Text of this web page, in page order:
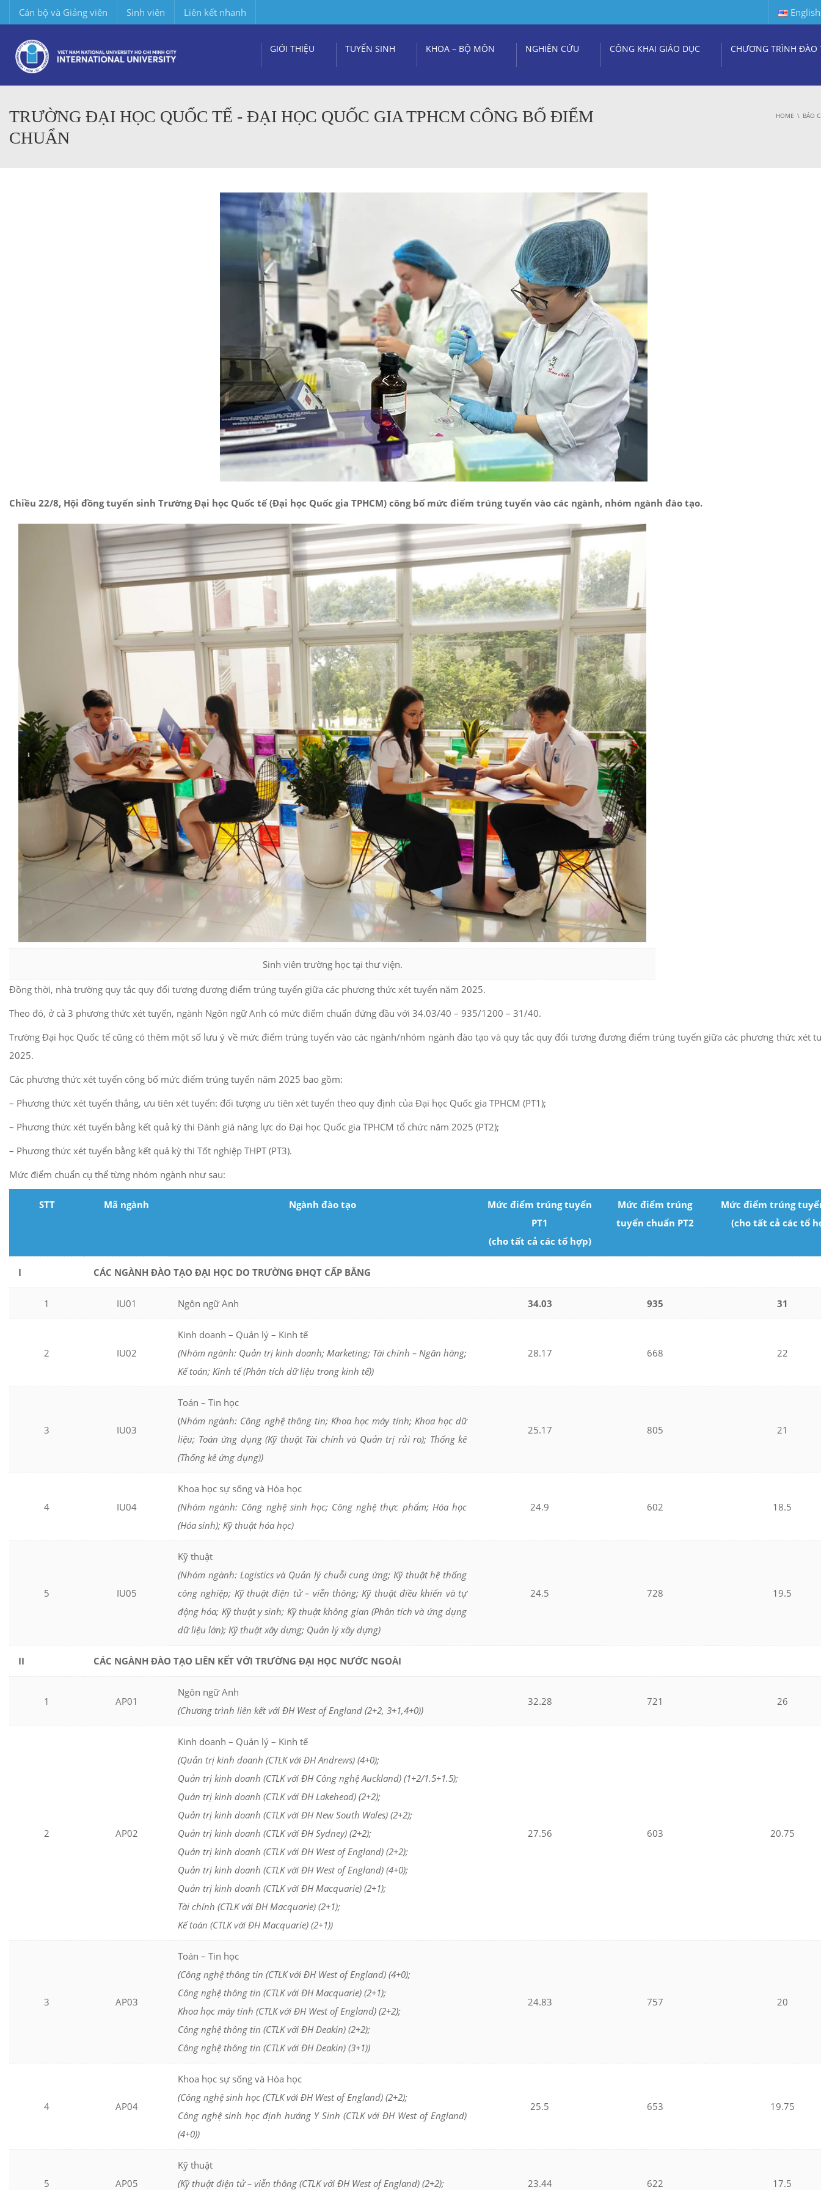
Cán bộ và Giảng viên Sinh viên Liên kết nhanh English
GIỚI THIỆU TUYỂN SINH KHOA – BỘ MÔN NGHIÊN CỨU CÔNG KHAI GIÁO DỤC CHƯƠNG TRÌNH ĐÀO
TRƯỜNG ĐẠI HỌC QUỐC TẾ - ĐẠI HỌC QUỐC GIA TPHCM CÔNG BỐ ĐIỂM
CHUẨN
HOME BÁO
Chiều 22/8, Hội đồng tuyển sinh Trường Đại học Quốc tế (Đại học Quốc gia TPHCM) công bố mức điểm trúng tuyển vào các ngành, nhóm ngành đào tạo.
Sinh viên trường học tại thư viện.
Đồng thời, nhà trường quy tắc quy đổi tương đương điểm trúng tuyển giữa các phương thức xét tuyển năm 2025.
Theo đó, ở cả 3 phương thức xét tuyển, ngành Ngôn ngữ Anh có mức điểm chuẩn đứng đầu với 34.03/40 – 935/1200 – 31/40.
Trường Đại học Quốc tế cũng có thêm một số lưu ý về mức điểm trúng tuyển vào các ngành/nhóm ngành đào tạo và quy tắc quy đổi tương đương điểm trúng tuyển giữa các phương thức xét
2025.
Các phương thức xét tuyển công bố mức điểm trúng tuyển năm 2025 bao gồm:
– Phương thức xét tuyển thẳng, ưu tiên xét tuyển: đối tượng ưu tiên xét tuyển theo quy định của Đại học Quốc gia TPHCM (PT1);
– Phương thức xét tuyển bằng kết quả kỳ thi Đánh giá năng lực do Đại học Quốc gia TPHCM tổ chức năm 2025 (PT2);
– Phương thức xét tuyển bằng kết quả kỳ thi Tốt nghiệp THPT (PT3).
Mức điểm chuẩn cụ thể từng nhóm ngành như sau:
STT Mã ngành Ngành đào tạo
Mức điểm trúng tuyển
PT1
(cho tất cả các tổ hợp)
Mức điểm trúng
tuyển chuẩn PT2
Mức điểm trúng
(cho tất cả các tổ
I CÁC NGÀNH ĐÀO TẠO ĐẠI HỌC DO TRƯỜNG ĐHQT CẤP BẰNG
1 IU01 Ngôn ngữ Anh 34.03 935 31
2 IU02
Kinh doanh – Quản lý – Kinh tế
(Nhóm ngành: Quản trị kinh doanh; Marketing; Tài chính – Ngân hàng;
Kế toán; Kinh tế (Phân tích dữ liệu trong kinh tế))
28.17 668 22
3 IU03
Toán – Tin học
(Nhóm ngành: Công nghệ thông tin; Khoa học máy tính; Khoa học dữ
liệu; Toán ứng dụng (Kỹ thuật Tài chính và Quản trị rủi ro); Thống kê
(Thống kê ứng dụng))
25.17 805 21
4 IU04
Khoa học sự sống và Hóa học
(Nhóm ngành: Công nghệ sinh học; Công nghệ thực phẩm; Hóa học
(Hóa sinh); Kỹ thuật hóa học)
24.9 602 18.5
5 IU05
Kỹ thuật
(Nhóm ngành: Logistics và Quản lý chuỗi cung ứng; Kỹ thuật hệ thống
công nghiệp; Kỹ thuật điện tử – viễn thông; Kỹ thuật điều khiển và tự
động hóa; Kỹ thuật y sinh; Kỹ thuật không gian (Phân tích và ứng dụng
dữ liệu lớn); Kỹ thuật xây dựng; Quản lý xây dựng)
24.5 728 19.5
II CÁC NGÀNH ĐÀO TẠO LIÊN KẾT VỚI TRƯỜNG ĐẠI HỌC NƯỚC NGOÀI
1 AP01
Ngôn ngữ Anh
(Chương trình liên kết với ĐH West of England (2+2, 3+1,4+0))
32.28 721 26
2 AP02
Kinh doanh – Quản lý – Kinh tế
(Quản trị kinh doanh (CTLK với ĐH Andrews) (4+0);
Quản trị kinh doanh (CTLK với ĐH Công nghệ Auckland) (1+2/1.5+1.5);
Quản trị kinh doanh (CTLK với ĐH Lakehead) (2+2);
Quản trị kinh doanh (CTLK với ĐH New South Wales) (2+2);
Quản trị kinh doanh (CTLK với ĐH Sydney) (2+2);
Quản trị kinh doanh (CTLK với ĐH West of England) (2+2);
Quản trị kinh doanh (CTLK với ĐH West of England) (4+0);
Quản trị kinh doanh (CTLK với ĐH Macquarie) (2+1);
Tài chính (CTLK với ĐH Macquarie) (2+1);
Kế toán (CTLK với ĐH Macquarie) (2+1))
27.56 603 20.75
3 AP03
Toán – Tin học
(Công nghệ thông tin (CTLK với ĐH West of England) (4+0);
Công nghệ thông tin (CTLK với ĐH Macquarie) (2+1);
Khoa học máy tính (CTLK với ĐH West of England) (2+2);
Công nghệ thông tin (CTLK với ĐH Deakin) (2+2);
Công nghệ thông tin (CTLK với ĐH Deakin) (3+1))
24.83 757 20
4 AP04
Khoa học sự sống và Hóa học
(Công nghệ sinh học (CTLK với ĐH West of England) (2+2);
Công nghệ sinh học định hướng Y Sinh (CTLK với ĐH West of England)
(4+0))
25.5 653 19.75
5 AP05
Kỹ thuật
(Kỹ thuật điện tử – viễn thông (CTLK với ĐH West of England) (2+2);
23.44 622 17.5